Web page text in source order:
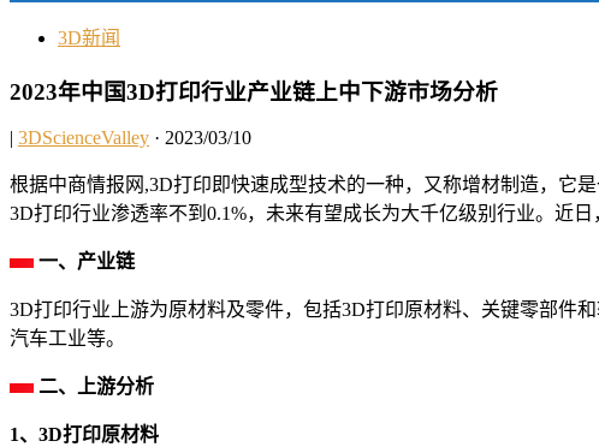
3D新闻
2023年中国3D打印行业产业链上中下游市场分析
| 3DScienceValley · 2023/03/10
根据中商情报网,3D打印即快速成型技术的一种，又称增材制造，它
3D打印行业渗透率不到0.1%，未来有望成长为大千亿级别行业。近
一、产业链
3D打印行业上游为原材料及零件，包括3D打印原材料、关键零部件
汽车工业等。
二、上游分析
1、3D打印原材料